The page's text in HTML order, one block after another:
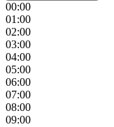
00:00
01:00
02:00
03:00
04:00
05:00
06:00
07:00
08:00
09:00